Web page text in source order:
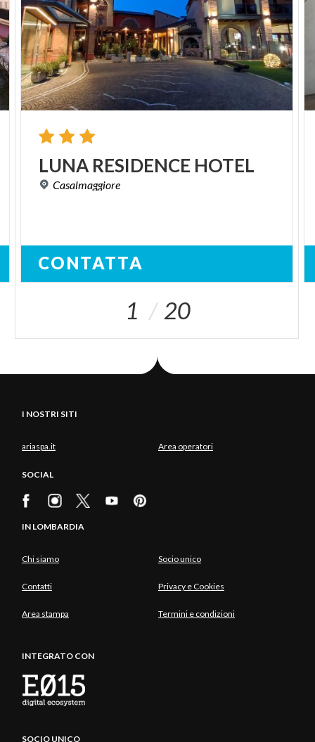
LUNA RESIDENCE HOTEL
Casalmaggiore
CONTATTA
1 20
I NOSTRI SITI
ariaspa.it Area operatori
SOCIAL
IN LOMBARDIA
Chi siamo Socio unico
Contatti Privacy e Cookies
Area stampa Termini e condizioni
INTEGRATO CON
SOCIO UNICO